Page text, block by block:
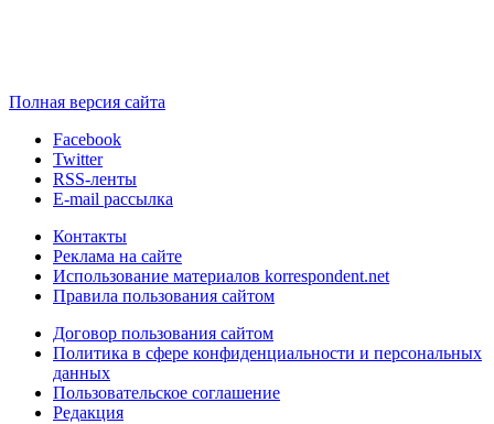
Полная версия сайта
Facebook
Twitter
RSS-ленты
E-mail рассылка
Контакты
Реклама на сайте
Использование материалов korrespondent.net
Правила пользования сайтом
Договор пользования сайтом
Политика в сфере конфиденциальности и персональных
данных
Пользовательское соглашение
Редакция